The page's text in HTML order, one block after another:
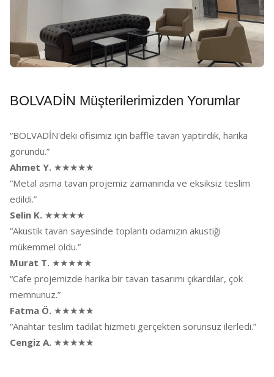
BOLVADİN Müşterilerimizden Yorumlar
“BOLVADİN'deki ofisimiz için baffle tavan yaptırdık, harika
göründü.”
Ahmet Y. ★★★★★
“Metal asma tavan projemiz zamanında ve eksiksiz teslim
edildi.”
Selin K. ★★★★★
“Akustik tavan sayesinde toplantı odamızın akustiği
mükemmel oldu.”
Murat T. ★★★★★
“Cafe projemizde harika bir tavan tasarımı çıkardılar, çok
memnunuz.”
Fatma Ö. ★★★★★
“Anahtar teslim tadilat hizmeti gerçekten sorunsuz ilerledi.”
Cengiz A. ★★★★★